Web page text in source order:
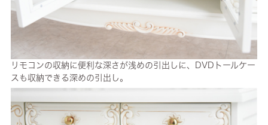
リモコンの収納に便利な深さが浅めの引出しに、DVDトールケー
スも収納できる深めの引出し。